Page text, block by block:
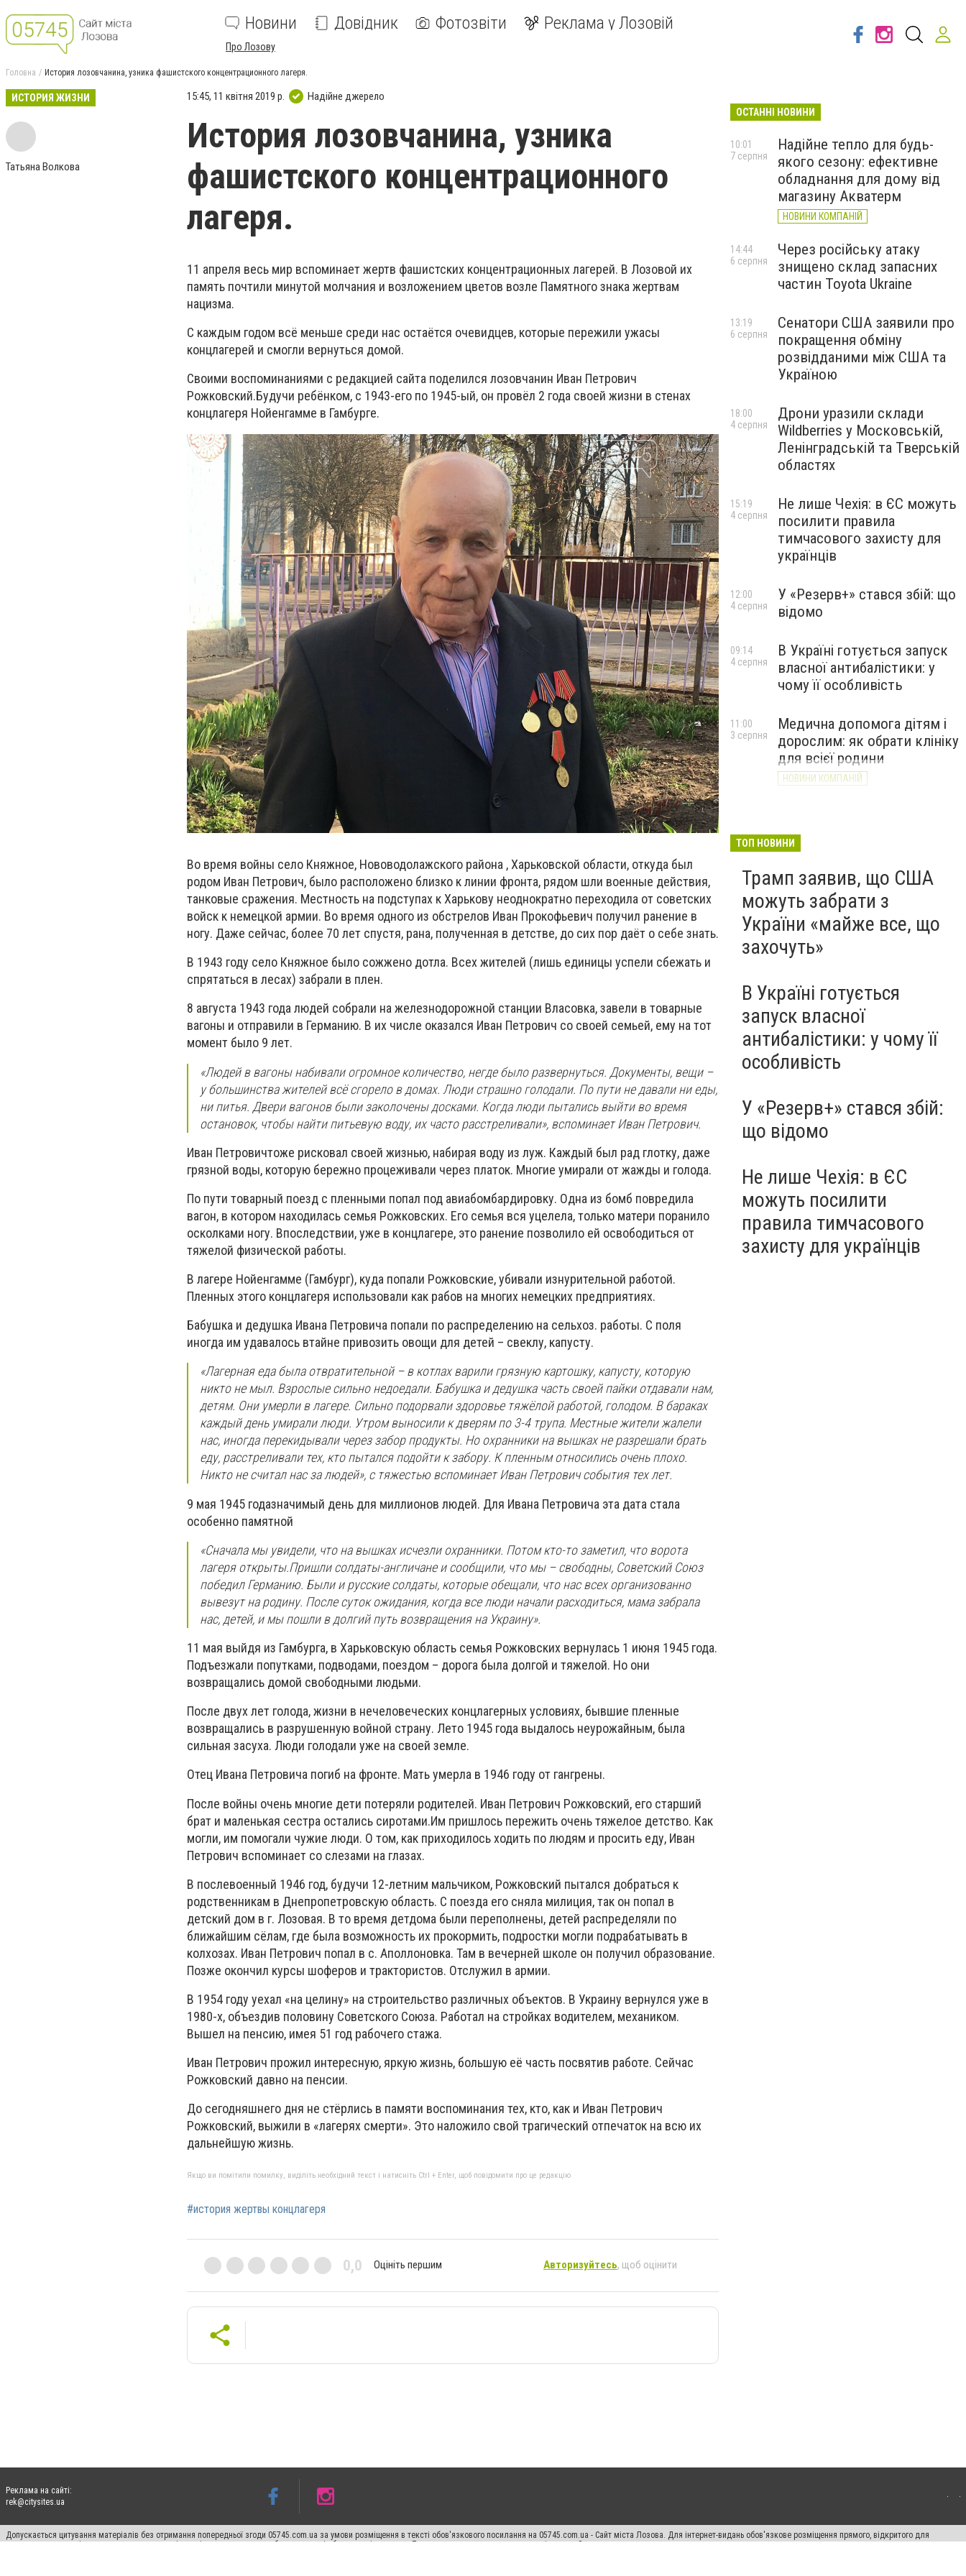
Новини Довідник Фотозвіти Реклама у Лозовій
Про Лозову
Головна История лозовчанина, узника фашистского концентрационного лагеря.
ИСТОРИЯ ЖИЗНИ
Татьяна Волкова
15:45, 11 квітня 2019 р. Надійне джерело
История лозовчанина, узника
фашистского концентрационного
лагеря.
11 апреля весь мир вспоминает жертв фашистских концентрационных лагерей. В Лозовой их
память почтили минутой молчания и возложением цветов возле Памятного знака жертвам
нацизма.
С каждым годом всё меньше среди нас остаётся очевидцев, которые пережили ужасы
концлагерей и смогли вернуться домой.
Своими воспоминаниями с редакцией сайта поделился лозовчанин Иван Петрович
Рожковский.Будучи ребёнком, с 1943-его по 1945-ый, он провёл 2 года своей жизни в стенах
концлагеря Нойенгамме в Гамбурге.
Во время войны село Княжное, Нововодолажского района , Харьковской области, откуда был
родом Иван Петрович, было расположено близко к линии фронта, рядом шли военные действия,
танковые сражения. Местность на подступах к Харькову неоднократно переходила от советских
войск к немецкой армии. Во время одного из обстрелов Иван Прокофьевич получил ранение в
ногу. Даже сейчас, более 70 лет спустя, рана, полученная в детстве, до сих пор даёт о себе знать.
В 1943 году село Княжное было сожжено дотла. Всех жителей (лишь единицы успели сбежать и
спрятаться в лесах) забрали в плен.
8 августа 1943 года людей собрали на железнодорожной станции Власовка, завели в товарные
вагоны и отправили в Германию. В их числе оказался Иван Петрович со своей семьей, ему на тот
момент было 9 лет.
«Людей в вагоны набивали огромное количество, негде было развернуться. Документы, вещи –
у большинства жителей всё сгорело в домах. Люди страшно голодали. По пути не давали ни еды,
ни питья. Двери вагонов были заколочены досками. Когда люди пытались выйти во время
остановок, чтобы найти питьевую воду, их часто расстреливали», вспоминает Иван Петрович.
Иван Петровичтоже рисковал своей жизнью, набирая воду из луж. Каждый был рад глотку, даже
грязной воды, которую бережно процеживали через платок. Многие умирали от жажды и голода.
По пути товарный поезд с пленными попал под авиабомбардировку. Одна из бомб повредила
вагон, в котором находилась семья Рожковских. Его семья вся уцелела, только матери поранило
осколками ногу. Впоследствии, уже в концлагере, это ранение позволило ей освободиться от
тяжелой физической работы.
В лагере Нойенгамме (Гамбург), куда попали Рожковские, убивали изнурительной работой.
Пленных этого концлагеря использовали как рабов на многих немецких предприятиях.
Бабушка и дедушка Ивана Петровича попали по распределению на сельхоз. работы. С поля
иногда им удавалось втайне привозить овощи для детей – свеклу, капусту.
«Лагерная еда была отвратительной – в котлах варили грязную картошку, капусту, которую
никто не мыл. Взрослые сильно недоедали. Бабушка и дедушка часть своей пайки отдавали нам,
детям. Они умерли в лагере. Сильно подорвали здоровье тяжёлой работой, голодом. В бараках
каждый день умирали люди. Утром выносили к дверям по 3-4 трупа. Местные жители жалели
нас, иногда перекидывали через забор продукты. Но охранники на вышках не разрешали брать
еду, расстреливали тех, кто пытался подойти к забору. К пленным относились очень плохо.
Никто не считал нас за людей», с тяжестью вспоминает Иван Петрович события тех лет.
9 мая 1945 годазначимый день для миллионов людей. Для Ивана Петровича эта дата стала
особенно памятной
«Сначала мы увидели, что на вышках исчезли охранники. Потом кто-то заметил, что ворота
лагеря открыты.Пришли солдаты-англичане и сообщили, что мы – свободны, Советский Союз
победил Германию. Были и русские солдаты, которые обещали, что нас всех организованно
вывезут на родину. После суток ожидания, когда все люди начали расходиться, мама забрала
нас, детей, и мы пошли в долгий путь возвращения на Украину».
11 мая выйдя из Гамбурга, в Харьковскую область семья Рожковских вернулась 1 июня 1945 года.
Подъезжали попутками, подводами, поездом – дорога была долгой и тяжелой. Но они
возвращались домой свободными людьми.
После двух лет голода, жизни в нечеловеческих концлагерных условиях, бывшие пленные
возвращались в разрушенную войной страну. Лето 1945 года выдалось неурожайным, была
сильная засуха. Люди голодали уже на своей земле.
Отец Ивана Петровича погиб на фронте. Мать умерла в 1946 году от гангрены.
После войны очень многие дети потеряли родителей. Иван Петрович Рожковский, его старший
брат и маленькая сестра остались сиротами.Им пришлось пережить очень тяжелое детство. Как
могли, им помогали чужие люди. О том, как приходилось ходить по людям и просить еду, Иван
Петрович вспоминает со слезами на глазах.
В послевоенный 1946 год, будучи 12-летним мальчиком, Рожковский пытался добраться к
родственникам в Днепропетровскую область. С поезда его сняла милиция, так он попал в
детский дом в г. Лозовая. В то время детдома были переполнены, детей распределяли по
ближайшим сёлам, где была возможность их прокормить, подростки могли подрабатывать в
колхозах. Иван Петрович попал в с. Аполлоновка. Там в вечерней школе он получил образование.
Позже окончил курсы шоферов и трактористов. Отслужил в армии.
В 1954 году уехал «на целину» на строительство различных объектов. В Украину вернулся уже в
1980-х, объездив половину Советского Союза. Работал на стройках водителем, механиком.
Вышел на пенсию, имея 51 год рабочего стажа.
Иван Петрович прожил интересную, яркую жизнь, большую её часть посвятив работе. Сейчас
Рожковский давно на пенсии.
До сегодняшнего дня не стёрлись в памяти воспоминания тех, кто, как и Иван Петрович
Рожковский, выжили в «лагерях смерти». Это наложило свой трагический отпечаток на всю их
дальнейшую жизнь.
Якщо ви помітили помилку, виділіть необхідний текст і натисніть Ctrl + Enter, щоб повідомити про це редакцію
#история жертвы концлагеря
0,0 Оцініть першим Авторизуйтесь, щоб оцінити
ОСТАННІ НОВИНИ
Надійне тепло для будь-
якого сезону: ефективне
обладнання для дому від
магазину Акватерм
НОВИНИ КОМПАНІЙ
10:01
7 серпня
Через російську атаку
знищено склад запасних
частин Toyota Ukraine
14:44
6 серпня
Сенатори США заявили про
покращення обміну
розвідданими між США та
Україною
13:19
6 серпня
Дрони уразили склади
Wildberries у Московській,
Ленінградській та Тверській
областях
18:00
4 серпня
Не лише Чехія: в ЄС можуть
посилити правила
тимчасового захисту для
українців
15:19
4 серпня
У «Резерв+» стався збій: що
відомо
12:00
4 серпня
В Україні готується запуск
власної антибалістики: у
чому її особливість
09:14
4 серпня
Медична допомога дітям і
дорослим: як обрати клініку
для всієї родини
НОВИНИ КОМПАНІЙ
11:00
3 серпня
ТОП НОВИНИ
Трамп заявив, що США
можуть забрати з
України «майже все, що
захочуть»
В Україні готується
запуск власної
антибалістики: у чому її
особливість
У «Резерв+» стався збій:
що відомо
Не лише Чехія: в ЄС
можуть посилити
правила тимчасового
захисту для українців
Реклама на сайті:
rek@citysites.ua
Допускається цитування матеріалів без отримання попередньої згоди 05745.com.ua за умови розміщення в тексті обов'язкового посилання на 05745.com.ua - Сайт міста Лозова. Для інтернет-видань обов'язкове розміщення прямого, відкритого для
пошукових систем гіперпосилання на цитовані статті не нижче другого абзацу в тексті або в якості джерела. Порушення виняткових прав переслідується Законом.